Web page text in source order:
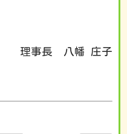
理事長 八幡 庄子